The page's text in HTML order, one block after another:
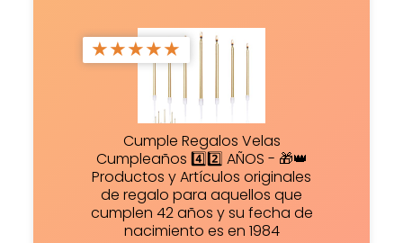
★★★★★
Cumple Regalos Velas
Cumpleaños 4️⃣2️⃣ AÑOS - 🎁👑
Productos y Artículos originales
de regalo para aquellos que
cumplen 42 años y su fecha de
nacimiento es en 1984